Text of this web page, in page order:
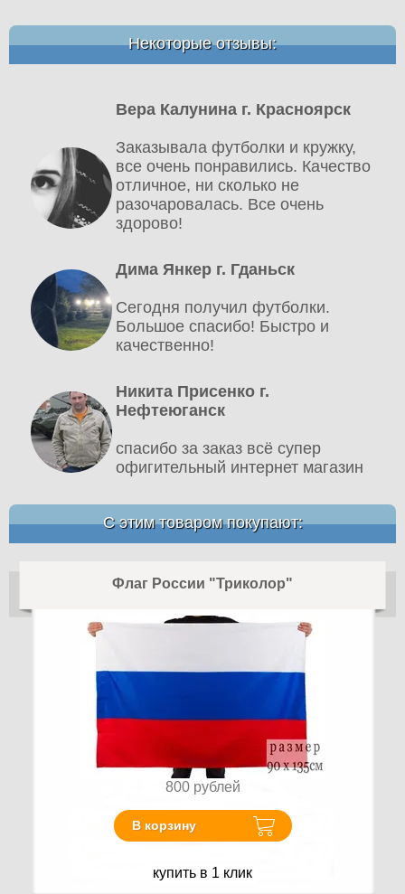
Некоторые отзывы:
Вера Калунина г. Красноярск
Заказывала футболки и кружку,
все очень понравились. Качество
отличное, ни сколько не
разочаровалась. Все очень
здорово!
Дима Янкер г. Гданьск
Сегодня получил футболки.
Большое спасибо! Быстро и
качественно!
Никита Присенко г.
Нефтеюганск
спасибо за заказ всё супер
офигительный интернет магазин
С этим товаром покупают:
Флаг России "Триколор"
800 рублей
В корзину
купить в 1 клик